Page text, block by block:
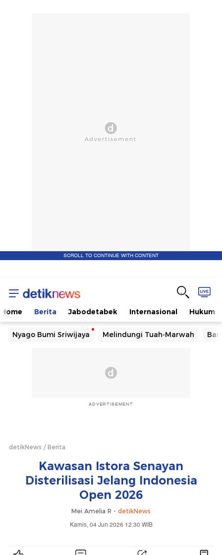
SCROLL TO CONTINUE WITH CONTENT
Home Berita Jabodetabek Internasional Hukum
Nyago Bumi Sriwijaya Melindungi Tuah-Marwah
ADVERTISEMENT
detikNews Berita
Kawasan Istora Senayan
Disterilisasi Jelang Indonesia
Open 2026
Mei Amelia R - detikNews
Kamis, 04 Jun 2026 12:30 WIB